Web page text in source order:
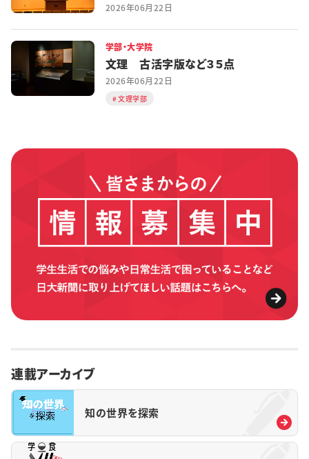
2026年06月22日
学部・大学院
文理 古活字版など３５点
2026年06月22日
文理学部
連載アーカイブ
知の世界を探索